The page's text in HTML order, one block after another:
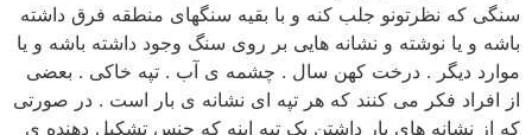
سنگی که نظرتونو جلب کنه و با بقیه سنگهای منطقه فرق داشته
باشه و یا نوشته و نشانه هایی بر روی سنگ وجود داشته باشه و یا
موارد دیگر . درخت کهن سال . چشمه ی آب . تپه خاکی . بعضی
از افراد فکر می کنند که هر تپه ای نشانه ی بار است . در صورتی
که از نشانه های بار داشتن یک تپه اینه که جنس تشکیل دهنده ی